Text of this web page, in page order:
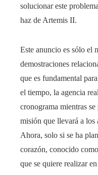
solucionar este
haz de Artemis II.
Este anuncio es sólo el
demostraciones
que es fundamental
el tiempo, la agencia
cronograma mientras
misión que llevará a los
Ahora, solo si se ha
corazón, conocido
que se quiere realizar